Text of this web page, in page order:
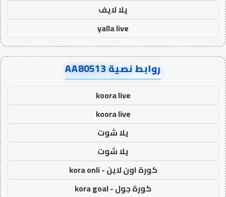
يلا لايف
yalla live
روابط نصية AA80513
koora live
koora live
يلا شوت
يلا شوت
كورة اون لاين - kora onli
كورة جول - kora goal